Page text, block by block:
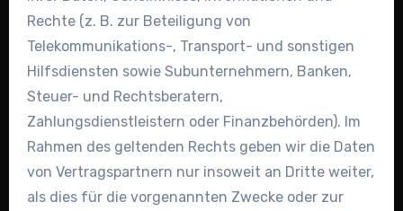
Rechte (z. B. zur Beteiligung von
Telekommunikations-, Transport- und sonstigen
Hilfsdiensten sowie Subunternehmern, Banken,
Steuer- und Rechtsberatern,
Zahlungsdienstleistern oder Finanzbehörden). Im
Rahmen des geltenden Rechts geben wir die Daten
von Vertragspartnern nur insoweit an Dritte weiter,
als dies für die vorgenannten Zwecke oder zur